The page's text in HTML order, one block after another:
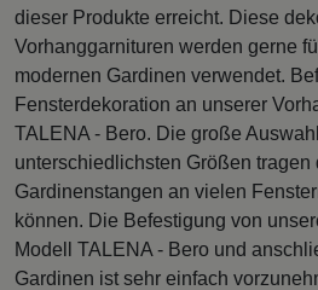
dieser Produkte erreicht. Diese
Vorhanggarnituren werden gerne
modernen Gardinen verwendet.
Fensterdekoration an unserer
TALENA - Bero. Die große
unterschiedlichsten Größen tragen
Gardinenstangen an vielen
können. Die Befestigung von
Modell TALENA - Bero und
Gardinen ist sehr einfach